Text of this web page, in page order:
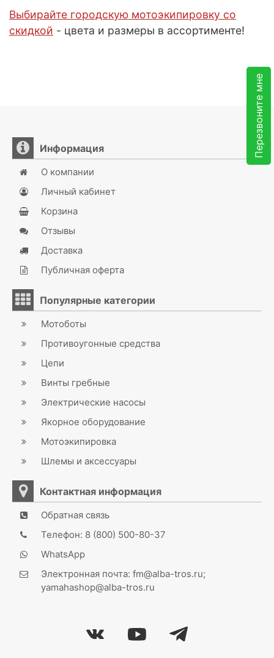
Перезвоните мне
Выбирайте городскую мотоэкипировку со
скидкой - цвета и размеры в ассортименте!
Информация
О компании
Личный кабинет
Корзина
Отзывы
Доставка
Публичная оферта
Популярные категории
Мотоботы
Противоугонные средства
Цепи
Винты гребные
Электрические насосы
Якорное оборудование
Мотоэкипировка
Шлемы и аксессуары
Контактная информация
Обратная связь
Телефон: 8 (800) 500-80-37
WhatsApp
Электронная почта: fm@alba-tros.ru;
yamahashop@alba-tros.ru